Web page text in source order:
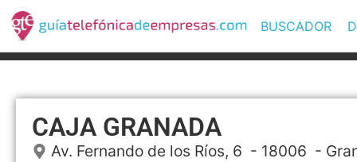
BUSCADOR
CAJA GRANADA
Av. Fernando de los Ríos, 6 - 18006 -